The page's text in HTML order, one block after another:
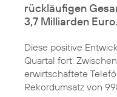
rückläufigen
3,7 Milliarden Euro.
Diese positive
Quartal fort:
erwirtschaftete
Rekordumsatz von